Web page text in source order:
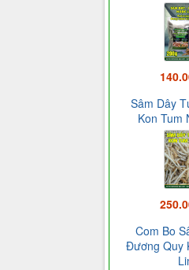
Sâm Dây
Kon Tum
Com Bo
Đương Quy